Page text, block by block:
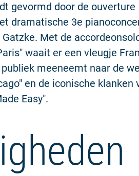
gevormd door de ouverture
dramatische 3e
Met de
waait er een vleugje
meeneemt naar de
en de iconische klanken
Easy".